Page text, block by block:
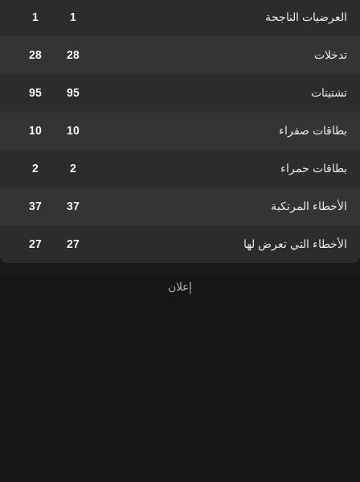
العرضيات الناجحة 1
1
تدخلات 28
28
تشتيتات 95
95
بطاقات صفراء 10
10
بطاقات حمراء 2
2
الأخطاء المرتكبة 37
37
الأخطاء التي تعرض لها 27
27